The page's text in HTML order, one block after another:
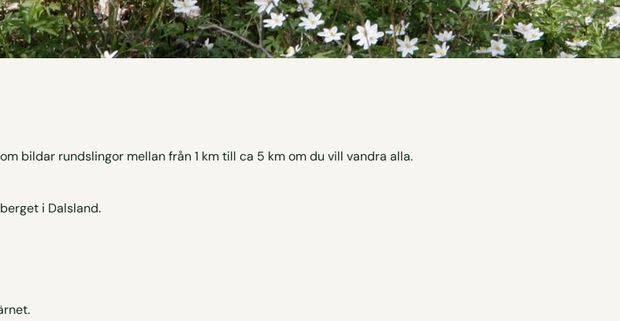
bildar rundslingor mellan från 1 km till ca 5 km om du vill vandra alla.